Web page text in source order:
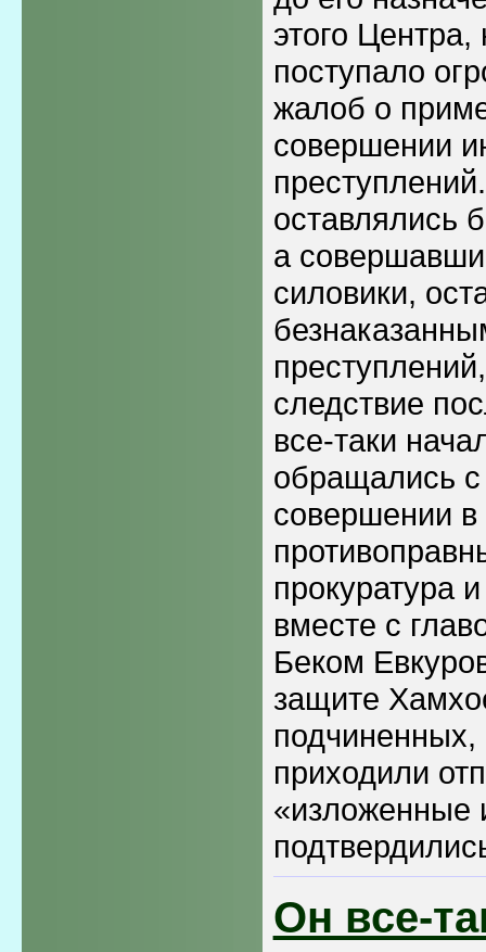
этого Центра,
поступало
жалоб о
совершении
оставлялись
а
силовики,
следствие
все-таки
обращались
совершении
прокуратура
вместе с
Беком
защите
подчиненных,
приходили
«изложенные
Он все-